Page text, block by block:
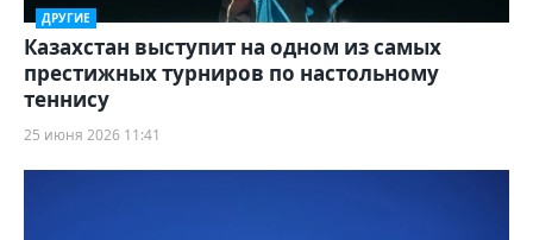
ДРУГИЕ
Казахстан выступит на одном из самых
престижных турниров по настольному
теннису
25 июня 2026 11:41